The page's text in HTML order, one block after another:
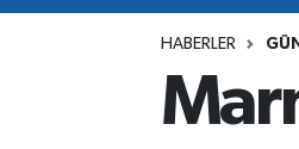
HABERLER
Süper Lig Puan Durumu